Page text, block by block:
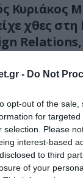
- Do Not
opt-out of the
for
selection. Please
interest-based
to third
of your
Κυριάκος
χθες
δεν
στο